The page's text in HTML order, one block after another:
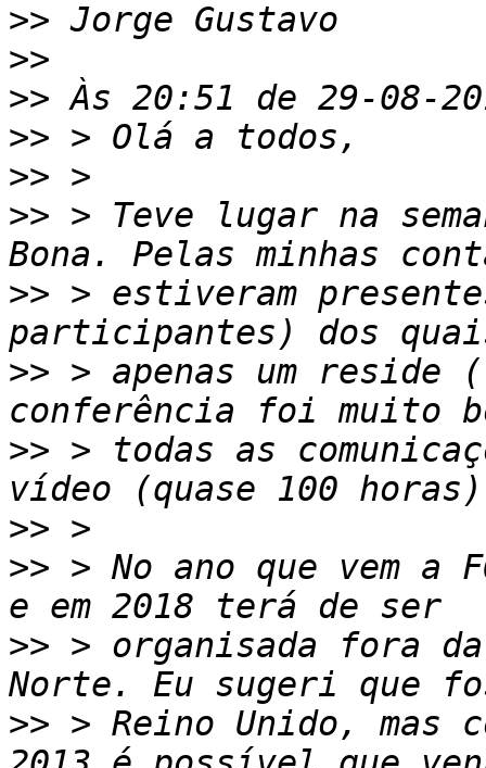
>>
>>
>>
>>
>>
>> > Teve lugar na
>> > estiveram
>> > apenas um reside
>> > todas as
>>
>> > No ano que vem a
>> > organisada fora
>> > Reino Unido, mas